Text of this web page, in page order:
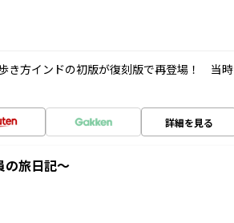
き方インドの初版が復刻版で再登場！ 当時
詳細を見る
の旅日記～